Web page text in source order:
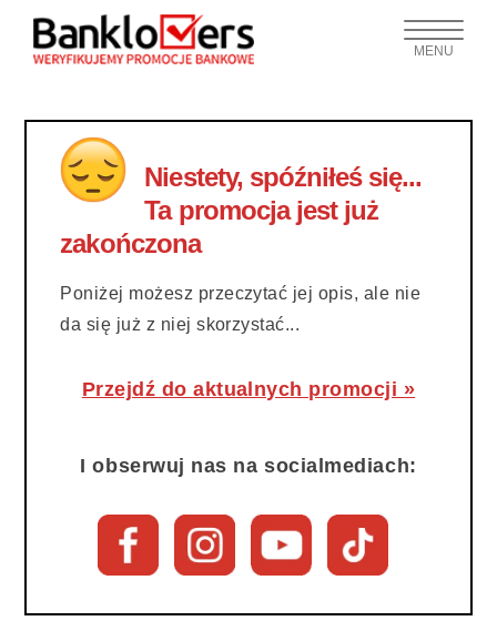
MENU
Niestety, spóźniłeś się...
Ta promocja jest już
zakończona
Poniżej możesz przeczytać jej opis, ale nie
da się już z niej skorzystać...
Przejdź do aktualnych promocji »
I obserwuj nas na socialmediach: